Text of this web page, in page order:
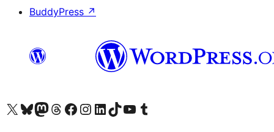
BuddyPress ↗
Visitez notre compte X (précédemment Twitter)
Visiter notre compte Bluesky
Visiter notre compte Mastodon
Visiter notre compte Threads
Consulter notre compte Facebook
Consulter notre compte Instagram
Consulter notre compte LinkedIn
Visiter notre compte TokTok
Visiter notre chaîne YouTube
Visiter notre compte Tumblr